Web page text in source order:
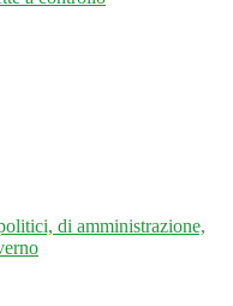
di amministrazione,